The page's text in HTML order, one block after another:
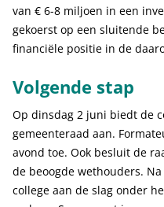
van € 6-8 miljoen in een
gekoerst op een sluitende
financiële positie in de
Volgende stap
Op dinsdag 2 juni biedt de
gemeenteraad aan.
avond toe. Ook besluit de
de beoogde wethouders.
college aan de slag onder